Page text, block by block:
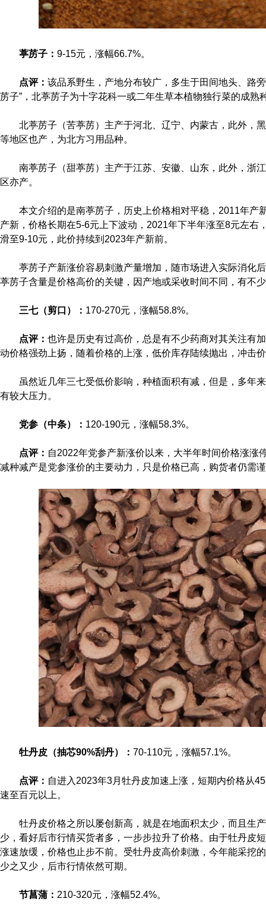
葶苈子： 9-15元，涨幅66.7%。
点评： 该品系野生，产地分布较广，多生于田间地头、路
苈子”，北葶苈子为十字花科一或二年生草本植物独行菜的成熟
北葶苈子（苦葶苈）主产于河北、辽宁、内蒙古，此外，
等地区也产，为北方习用品种。
南葶苈子（甜葶苈）主产于江苏、安徽、山东，此外，浙
区亦产。
本文介绍的是南葶苈子，历史上价格相对平稳，2011年产
产新，价格长期在5-6元上下波动，2021年下半年涨至8元左右
滑至9-10元，此价持续到2023年产新前。
葶苈子产新涨价容易刺激产量增加，随市场进入实际消化
葶苈子含量是价格高价的关键，因产地或采收时间不同，有不
三七（剪口）： 170-270元，涨幅58.8%。
点评： 也许是历史有过高价，总是有不少药商对其关注有
动价格强劲上扬，随着价格的上涨，低价库存陆续抛出，冲击
虽然近几年三七受低价影响，种植面积有减，但是，多年
有较大压力。
党参（中条）： 120-190元，涨幅58.3%。
点评： 自2022年党参产新涨价以来，大半年时间价格涨涨
减种减产是党参涨价的主要动力，只是价格已高，购货者仍需
牡丹皮（抽芯90%刮丹）： 70-110元，涨幅57.1%。
点评： 自进入2023年3月牡丹皮加速上涨，短期内价格从
速至百元以上。
牡丹皮价格之所以屡创新高，就是在地面积太少，而且生
少，看好后市行情买货者多，一步步拉升了价格。由于牡丹皮
涨速放缓，价格也止步不前。受牡丹皮高价刺激，今年能采挖
少之又少，后市行情依然可期。
节菖蒲： 210-320元，涨幅52.4%。